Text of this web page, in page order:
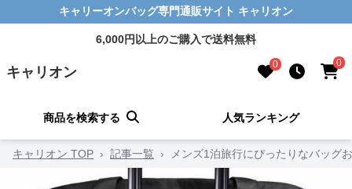
キャリーオンバッグ専門通販サイト キャリオン
6,000円以上のご購入で送料無料
キャリオン 0 0
商品を検索する 人気ランキング
キャリオン TOP › 記事一覧 › メンズ1泊旅行にぴったりなバッグ